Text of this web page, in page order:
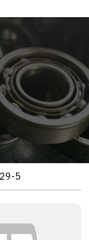
5